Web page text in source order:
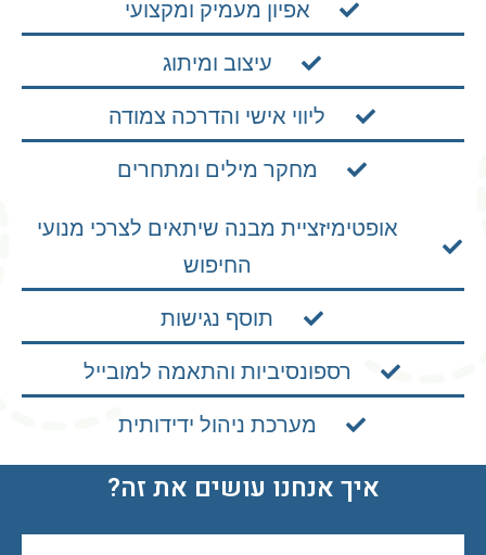
אפיון מעמיק ומקצועי
עיצוב ומיתוג
ליווי אישי והדרכה צמודה
מחקר מילים ומתחרים
אופטימיזציית מבנה שיתאים לצרכי מנועי
החיפוש
תוסף נגישות
רספונסיביות והתאמה למובייל
מערכת ניהול ידידותית
איך אנחנו עושים את זה?